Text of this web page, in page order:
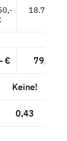
18.782,--
€ 79,83 €
Keine!
0,43